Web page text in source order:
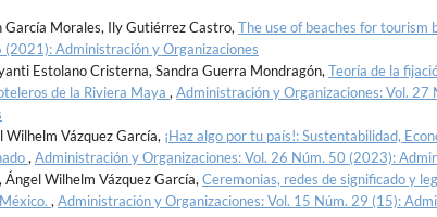
García Morales, Ily Gutiérrez Castro,The use of beaches for tourism
Administración y Organizaciones
Estolano Cristerna, Sandra Guerra Mondragón,Teoría de la
de la Riviera Maya ,Administración y Organizaciones: Vol. 27
Wilhelm Vázquez García, ¡Haz algo por tu país!: Sustentabilidad,
,Administración y Organizaciones: Vol. 26 Núm. 50 (2023):
Wilhelm Vázquez García,Ceremonias, redes de significado y
,Administración y Organizaciones: Vol. 15 Núm. 29 (15):